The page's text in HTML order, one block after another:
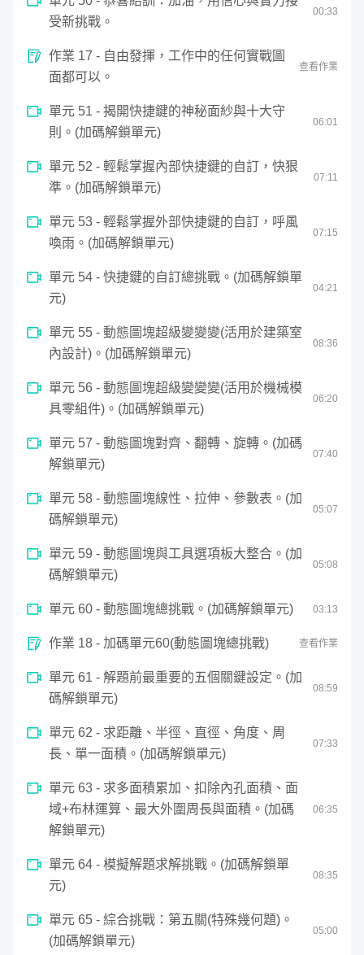
受新挑戰。
00:33
作業 17 - 自由發揮，工作中的任何實戰圖
面都可以。
查看作業
單元 51 - 揭開快捷鍵的神秘面紗與十大守
則。(加碼解鎖單元)
06:01
單元 52 - 輕鬆掌握內部快捷鍵的自訂，快狠
準。(加碼解鎖單元)
07:11
單元 53 - 輕鬆掌握外部快捷鍵的自訂，呼風
喚雨。(加碼解鎖單元)
07:15
單元 54 - 快捷鍵的自訂總挑戰。(加碼解鎖單
元)
04:21
單元 55 - 動態圖塊超級變變變(活用於建築室
內設計)。(加碼解鎖單元)
08:36
單元 56 - 動態圖塊超級變變變(活用於機械模
具零組件)。(加碼解鎖單元)
06:20
單元 57 - 動態圖塊對齊、翻轉、旋轉。(加碼
解鎖單元)
07:40
單元 58 - 動態圖塊線性、拉伸、參數表。(加
碼解鎖單元)
05:07
單元 59 - 動態圖塊與工具選項板大整合。(加
碼解鎖單元)
05:08
單元 60 - 動態圖塊總挑戰。(加碼解鎖單元) 03:13
作業 18 - 加碼單元60(動態圖塊總挑戰) 查看作業
單元 61 - 解題前最重要的五個關鍵設定。(加
碼解鎖單元)
08:59
單元 62 - 求距離、半徑、直徑、角度、周
長、單一面積。(加碼解鎖單元)
07:33
單元 63 - 求多面積累加、扣除內孔面積、面
域+布林運算、最大外圍周長與面積。(加碼
解鎖單元)
06:35
單元 64 - 模擬解題求解挑戰。(加碼解鎖單
元)
08:35
單元 65 - 綜合挑戰：第五關(特殊幾何題)。
(加碼解鎖單元)
05:00